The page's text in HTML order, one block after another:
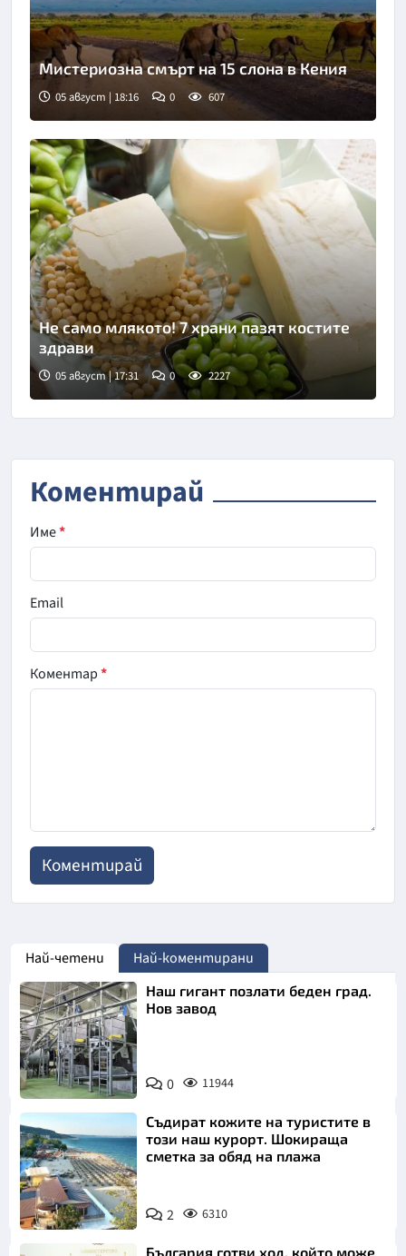
Мистериозна смърт на 15 слона в Кения
05 август | 18:16 0 607
Не само млякото! 7 храни пазят костите
здрави
05 август | 17:31 0 2227
Коментирай
Име*
Email
Коментар*
Най-четени Най-коментирани
Наш гигант позлати беден град.
Нов завод
0 11944
Съдират кожите на туристите в
този наш курорт. Шокираща
сметка за обяд на плажа
2 6310
България готви ход, който може